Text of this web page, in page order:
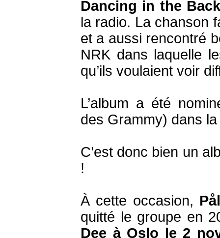
Dancing in the
la radio. La chanson
et a aussi rencontré
NRK dans laquelle
qu’ils voulaient voir
L’album a été
des Grammy) dans
C’est donc bien un
!
À cette occasion,
quitté le groupe en
Dee à Oslo le 2